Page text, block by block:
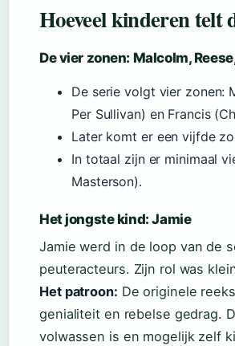
Hoeveel kinderen telt
De vier zonen: Malcolm,
De serie volgt vier zonen:
Per Sullivan) en Francis
Later komt er een vijfde
In totaal zijn er minimaal
Masterson).
Het jongste kind: Jamie
Jamie werd in de loop van de
peuteracteurs. Zijn rol was
Het patroon: De originele
genialiteit en rebelse gedrag.
volwassen is en mogelijk zelf